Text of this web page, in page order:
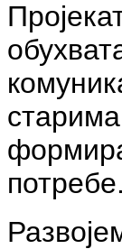
потребе.